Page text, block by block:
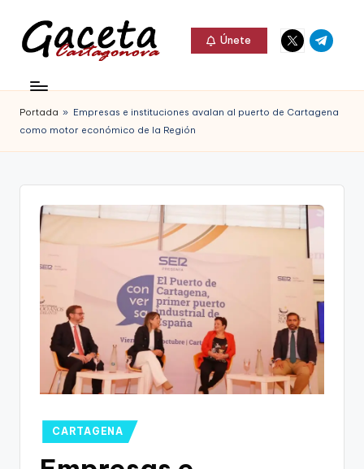
Saltar
contenido
c
e
t
Gaceta
Cartagonova,
La
que
informa
Cartagena,
Cartagena,
Únete
Elemento
del
Elemento
del
Portada » Empresas e instituciones avalan al puerto de Cartagena
como motor económico de la Región
Publicado
en
CARTAGENA